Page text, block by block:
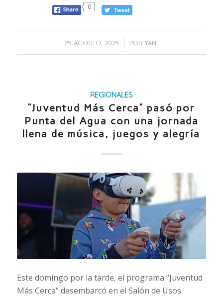
0
25 AGOSTO, 2025
/ PORYANI
REGIONALES
“Juventud Más Cerca” pasó por
Punta del Agua con una jornada
llena de música, juegos y alegría
Este domingo por la tarde, el programa “Juventud
Más Cerca” desembarcó en el Salón de Usos